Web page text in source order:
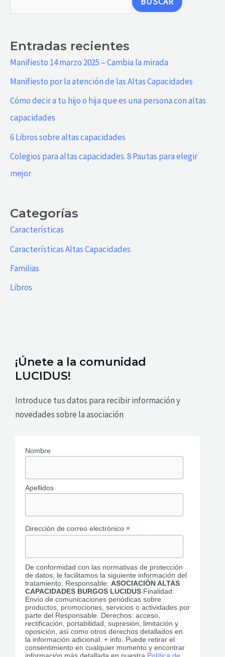
Entradas recientes
Manifiesto 14 marzo 2025 – Cambia la mirada
Manifiesto por la atención de las Altas Capacidades
Cómo decir a tu hijo o hija que es una persona con altas
capacidades
6 Libros sobre altas capacidades
Colegios para altas capacidades. 8 Pautas para elegir
mejor
Categorías
Características
Características Altas Capacidades
Familias
Libros
¡Únete a la comunidad
LUCIDUS!
Introduce tus datos para recibir información y
novedades sobre la asociación
Nombre
Apellidos
Dirección de correo electrónico *
De conformidad con las normativas de protección
de datos, le facilitamos la siguiente información del
tratamiento: Responsable: ASOCIACIÓN ALTAS
CAPACIDADES BURGOS LUCIDUS Finalidad:
Envío de comunicaciones periódicas sobre
productos, promociones, servicios o actividades por
parte del Responsable. Derechos: acceso,
rectificación, portabilidad, supresión, limitación y
oposición, así como otros derechos detallados en
la información adicional. + info: Puede retirar el
consentimiento en cualquier momento y encontrar